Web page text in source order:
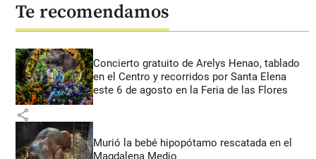
Te recomendamos
Concierto gratuito de Arelys Henao, tablado
en el Centro y recorridos por Santa Elena
este 6 de agosto en la Feria de las Flores
share
Murió la bebé hipopótamo rescatada en el
Magdalena Medio